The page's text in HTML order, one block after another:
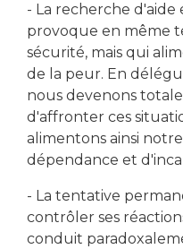
- La recherche
provoque en même
sécurité, mais qui
de la peur. En
nous devenons
d'affronter ces
alimentons ainsi
dépendance et
- La tentative
contrôler ses
conduit